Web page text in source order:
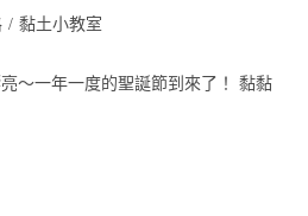
/ 黏土小教室
～一年一度的聖誕節到來了！ 黏黏